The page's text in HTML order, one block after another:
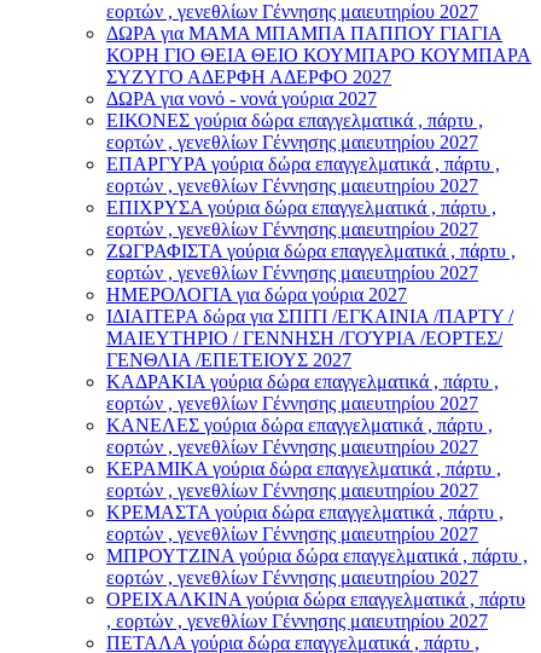
εορτών , γενεθλίων Γέννησης μαιευτηρίου 2027
ΔΩΡΑ για ΜΑΜΑ ΜΠΑΜΠΑ ΠΑΠΠΟΥ ΓΙΑΓΙΑ
ΚΟΡΗ ΓΙΟ ΘΕΙΑ ΘΕΙΟ ΚΟΥΜΠΑΡΟ ΚΟΥΜΠΑΡΑ
ΣΥΖΥΓΟ ΑΔΕΡΦΗ ΑΔΕΡΦΟ 2027
ΔΩΡΑ για νονό - νονά γούρια 2027
ΕΙΚΟΝΕΣ γούρια δώρα επαγγελματικά , πάρτυ ,
εορτών , γενεθλίων Γέννησης μαιευτηρίου 2027
ΕΠΑΡΓΥΡΑ γούρια δώρα επαγγελματικά , πάρτυ ,
εορτών , γενεθλίων Γέννησης μαιευτηρίου 2027
ΕΠΙΧΡΥΣΑ γούρια δώρα επαγγελματικά , πάρτυ ,
εορτών , γενεθλίων Γέννησης μαιευτηρίου 2027
ΖΩΓΡΑΦΙΣΤΑ γούρια δώρα επαγγελματικά , πάρτυ ,
εορτών , γενεθλίων Γέννησης μαιευτηρίου 2027
ΗΜΕΡΟΛΟΓΙΑ για δώρα γούρια 2027
ΙΔΙΑΙΤΕΡΑ δώρα για ΣΠΙΤΙ /ΕΓΚΑΙΝΙΑ /ΠΑΡΤΥ /
ΜΑΙΕΥΤΗΡΙΟ / ΓΕΝΝΗΣΗ /ΓΟΎΡΙΑ /ΕΟΡΤΕΣ/
ΓΕΝΘΛΙΑ /ΕΠΕΤΕΙΟΥΣ 2027
ΚΑΔΡΑΚΙΑ γούρια δώρα επαγγελματικά , πάρτυ ,
εορτών , γενεθλίων Γέννησης μαιευτηρίου 2027
ΚΑΝΕΛΕΣ γούρια δώρα επαγγελματικά , πάρτυ ,
εορτών , γενεθλίων Γέννησης μαιευτηρίου 2027
ΚΕΡΑΜΙΚΑ γούρια δώρα επαγγελματικά , πάρτυ ,
εορτών , γενεθλίων Γέννησης μαιευτηρίου 2027
ΚΡΕΜΑΣΤΑ γούρια δώρα επαγγελματικά , πάρτυ ,
εορτών , γενεθλίων Γέννησης μαιευτηρίου 2027
ΜΠΡΟΥΤΖΙΝΑ γούρια δώρα επαγγελματικά , πάρτυ ,
εορτών , γενεθλίων Γέννησης μαιευτηρίου 2027
ΟΡΕΙΧΑΛΚΙΝΑ γούρια δώρα επαγγελματικά , πάρτυ
, εορτών , γενεθλίων Γέννησης μαιευτηρίου 2027
ΠΕΤΑΛΑ γούρια δώρα επαγγελματικά , πάρτυ ,